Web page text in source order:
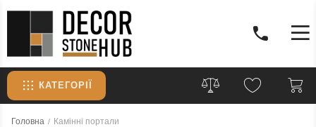
КАТЕГОРІЇ
Головна Камінні портали